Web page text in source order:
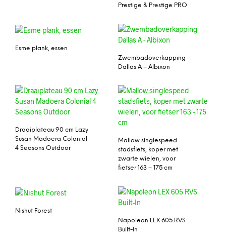
Prestige & Prestige PRO
Esme plank, essen
Zwembadoverkapping
Dallas A – Albixon
Draaiplateau 90 cm Lazy
Susan Madoera Colonial
4 Seasons Outdoor
Mallow singlespeed
stadsfiets, koper met
zwarte wielen, voor
fietser 163 – 175 cm
Nishut Forest
Napoleon LEX 605 RVS
Built-In